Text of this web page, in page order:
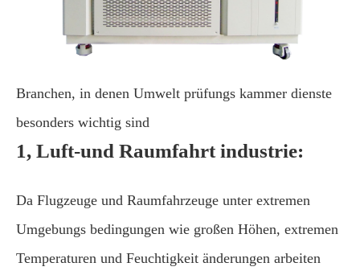
Branchen, in denen Umwelt prüfungs kammer dienste
besonders wichtig sind
1, Luft-und Raumfahrt industrie:
Da Flugzeuge und Raumfahrzeuge unter extremen
Umgebungs bedingungen wie großen Höhen, extremen
Temperaturen und Feuchtigkeit änderungen arbeiten